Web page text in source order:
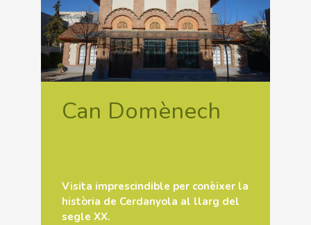
Can Domènech
Visita imprescindible per conèixer la
història de Cerdanyola al llarg del
segle XX.